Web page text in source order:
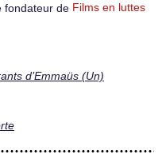
fondateur de Films en luttes
d’Emmaüs (Un)